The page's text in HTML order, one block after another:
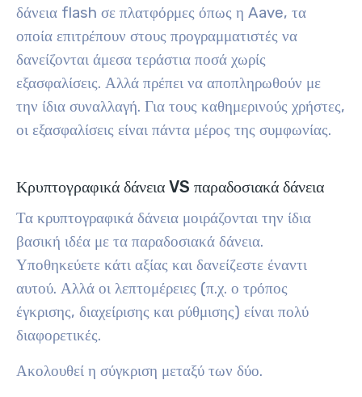
δάνεια flash σε πλατφόρμες όπως η Aave, τα
οποία επιτρέπουν στους προγραμματιστές να
δανείζονται άμεσα τεράστια ποσά χωρίς
εξασφαλίσεις. Αλλά πρέπει να αποπληρωθούν με
την ίδια συναλλαγή. Για τους καθημερινούς χρήστες,
οι εξασφαλίσεις είναι πάντα μέρος της συμφωνίας.
Κρυπτογραφικά δάνεια VS παραδοσιακά δάνεια
Τα κρυπτογραφικά δάνεια μοιράζονται την ίδια
βασική ιδέα με τα παραδοσιακά δάνεια.
Υποθηκεύετε κάτι αξίας και δανείζεστε έναντι
αυτού. Αλλά οι λεπτομέρειες (π.χ. ο τρόπος
έγκρισης, διαχείρισης και ρύθμισης) είναι πολύ
διαφορετικές.
Ακολουθεί η σύγκριση μεταξύ των δύο.